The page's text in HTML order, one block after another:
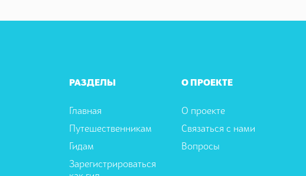
РАЗДЕЛЫ
Главная
Путешественникам
Гидам
Зарегистрироваться
О ПРОЕКТЕ
О проекте
Связаться с нами
Вопросы